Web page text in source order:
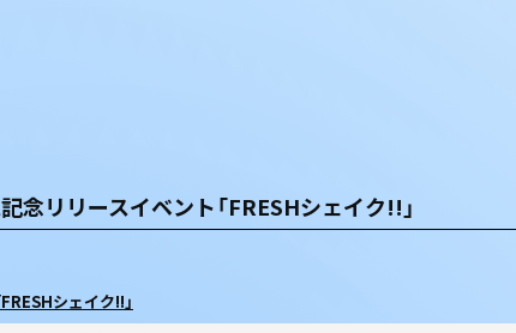
念リリースイベント「FRESHシェイク!!」
シェイク!!」